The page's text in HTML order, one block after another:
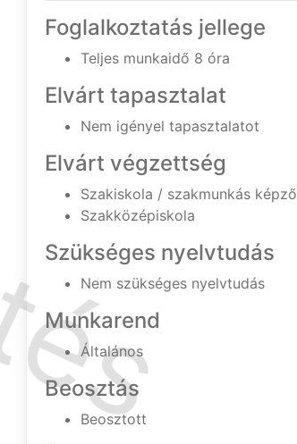
Foglalkoztatás jellege
Teljes munkaidő 8 óra
Elvárt tapasztalat
Nem igényel tapasztalatot
Elvárt végzettség
Szakiskola / szakmunkás képző
Szakközépiskola
Szükséges nyelvtudás
Nem szükséges nyelvtudás
Munkarend
Általános
Beosztás
Beosztott